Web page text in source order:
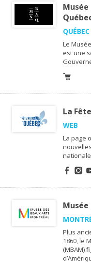
QUÉBEC
Le
est une
La
WEB
La page
Plus
1860, le
(MBAM)